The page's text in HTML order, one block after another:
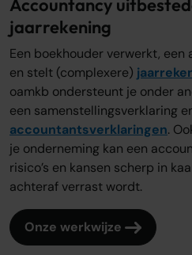
Accountancy
jaarrekening
Een boekhouder verwerkt,
en stelt (complexere)
oamkb ondersteunt je onder
een samenstellingsverklaring
accountantsverklaringen.
je onderneming kan een
risico’s en kansen scherp in
achteraf verrast wordt.
Onze werkwijze
Login